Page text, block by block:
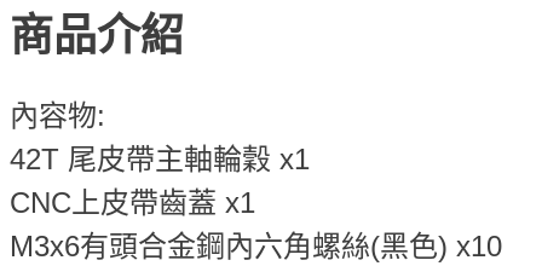
商品介紹
內容物:
42T 尾皮帶主軸輪穀 x1
CNC上皮帶齒蓋 x1
M3x6有頭合金鋼內六角螺絲(黑色) x10